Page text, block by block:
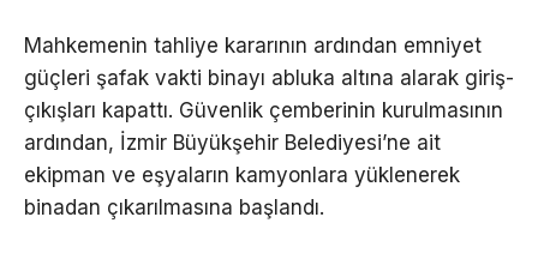
Mahkemenin tahliye kararının ardından emniyet
güçleri şafak vakti binayı abluka altına alarak giriş-
çıkışları kapattı. Güvenlik çemberinin kurulmasının
ardından, İzmir Büyükşehir Belediyesi’ne ait
ekipman ve eşyaların kamyonlara yüklenerek
binadan çıkarılmasına başlandı.